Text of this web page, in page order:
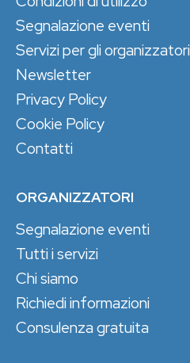
Segnalazione eventi
Servizi per gli organizzatori
Newsletter
Privacy Policy
Cookie Policy
Contatti
ORGANIZZATORI
Segnalazione eventi
Tutti i servizi
Chi siamo
Richiedi informazioni
Consulenza gratuita